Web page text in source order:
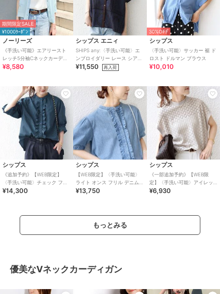
期間限定SALE
¥1000ｸｰﾎﾟﾝ
ノーリーズ
《手洗い可能》エアリースト
レッチ5分袖Cネックカーディ
ガン
¥8,580
シップス エニィ
SHIPS any:〈手洗い可能〉エ
ンブロイダリー レース シアー
フレンチスリーブ シャツ
¥11,550 再入荷
30%OFF
シップス
〈手洗い可能〉サッカー 裾 ド
ロスト ドルマン ブラウス
¥10,010
シップス
《追加予約》【WEB限定】
〈手洗い可能〉チェック フリ
ル ロングスリーブ シャツ（グ
¥14,300
シップス
【WEB限定】〈手洗い可能〉
ライト オンス フリル デニム
半袖 シャツ
¥13,750
シップス
《一部追加予約》【WEB限
定】〈手洗い可能〉アイレッ
ト クルーネック プルオーバー
¥6,930
もっとみる
優美なVネックカーディガン